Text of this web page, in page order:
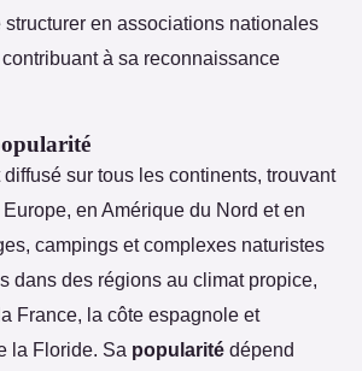
en associations nationales
à sa reconnaissance
sur tous les continents, trouvant
en Amérique du Nord et en
campings et complexes naturistes
dans des régions au climat propice,
France, la côte espagnole et
la Floride. Sa popularité dépend